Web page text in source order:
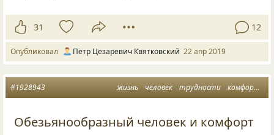
31 12
Опубликовал Пётр Цезаревич Квятковский 22 апр 2019
жизнь человек трудности комфорт
#1928943
Обезьянообразный человек и комфорт